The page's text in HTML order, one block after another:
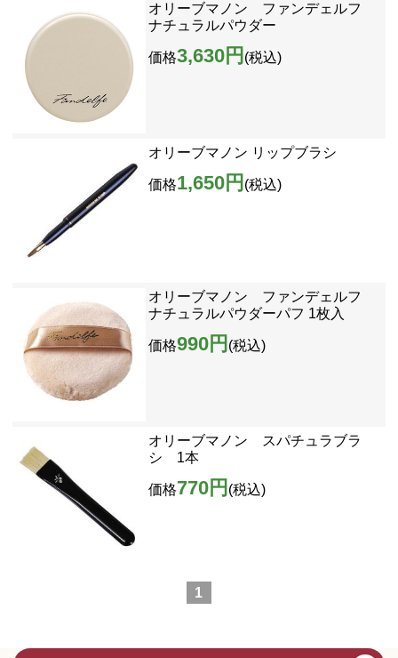
オリーブマノン ファンデェルフ
ナチュラルパウダー
価格3,630円 (税込)
オリーブマノン リップブラシ
価格1,650円 (税込)
オリーブマノン ファンデェルフ
ナチュラルパウダーパフ 1枚入
価格990円 (税込)
オリーブマノン スパチュラブラ
シ 1本
価格770円 (税込)
1